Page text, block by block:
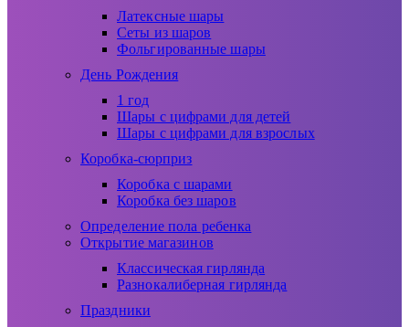
Латексные шары
Сеты из шаров
Фольгированные шары
День Рождения
1 год
Шары с цифрами для детей
Шары с цифрами для взрослых
Коробка-сюрприз
Коробка с шарами
Коробка без шаров
Определение пола ребенка
Открытие магазинов
Классическая гирлянда
Разнокалиберная гирлянда
Праздники